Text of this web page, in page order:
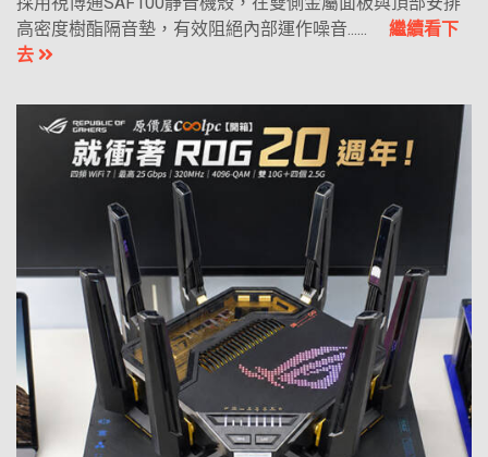
高密度樹酯隔音墊，有效阻絕內部運作噪音...... 繼續看下
去